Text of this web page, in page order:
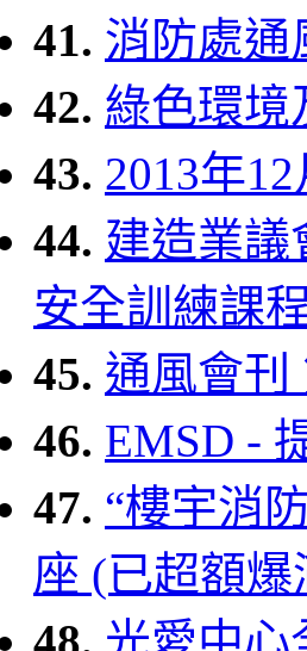
41. 消防處通
42. 綠色環境
43. 2013年
44. 建造業議
安全訓練課
45. 通風會刊
46. EMSD -
47. “樓宇消
座 (已超額爆
48. 光愛中心